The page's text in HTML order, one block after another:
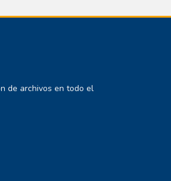
de archivos en todo el